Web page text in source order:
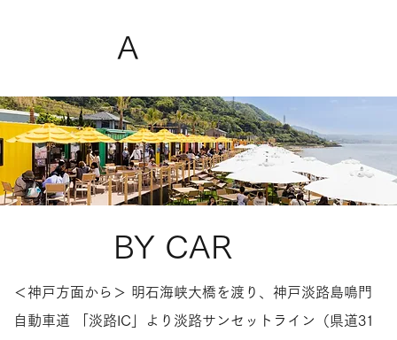
A
＜神戸方面から＞ 明石海峡大橋を渡り、神戸淡路島鳴門
自動車道 「淡路IC」より淡路サンセットライン（県道31
BY CAR